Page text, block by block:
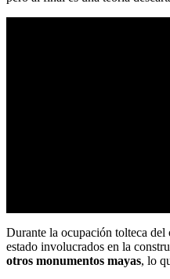
Durante la ocupación tolteca
estado involucrados en la
otros monumentos mayas, lo